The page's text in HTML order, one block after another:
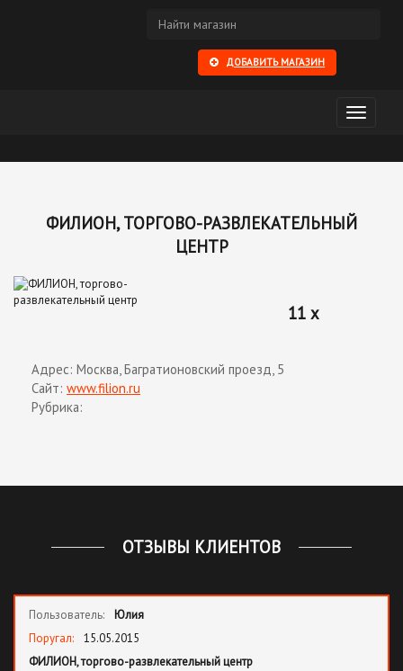
ДОБАВИТЬ МАГАЗИН
Открыть
ФИЛИОН, ТОРГОВО-РАЗВЛЕКАТЕЛЬНЫЙ
ЦЕНТР
11 x
Адрес: Москва, Багратионовский проезд, 5
Сайт: www.filion.ru
Рубрика:
ОТЗЫВЫ КЛИЕНТОВ
Пользователь:
Юлия
Поругал:
15.05.2015
ФИЛИОН, торгово-развлекательный центр